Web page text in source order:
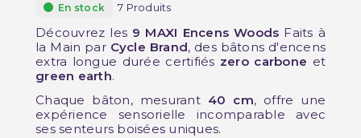
En stock 7 Produits
Découvrez les 9 MAXI Encens Woods Faits à
la Main par Cycle Brand, des bâtons d'encens
extra longue durée certifiés zero carbone et
green earth.
Chaque bâton, mesurant 40 cm, offre une
expérience sensorielle incomparable avec
ses senteurs boisées uniques.